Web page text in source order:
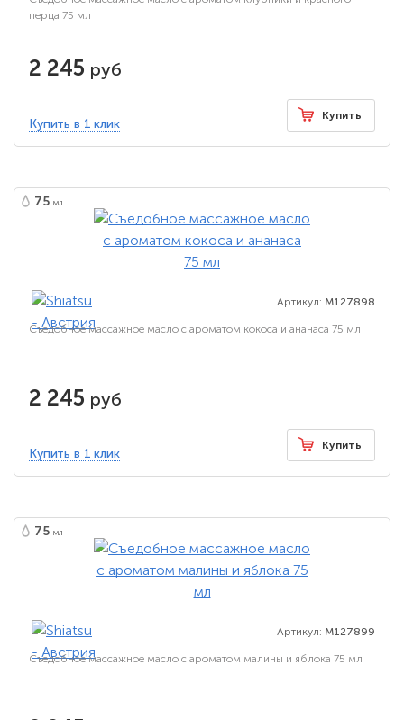
перца 75 мл
2 245 руб
Купить в 1 клик
Купить
75 мл
Артикул: M127898
Съедобное массажное масло с ароматом кокоса и ананаса 75 мл
2 245 руб
Купить в 1 клик
Купить
75 мл
Артикул: M127899
Съедобное массажное масло с ароматом малины и яблока 75 мл